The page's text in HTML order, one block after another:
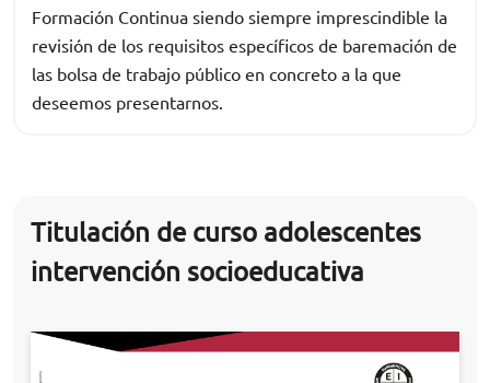
Formación Continua siendo siempre imprescindible la
revisión de los requisitos específicos de baremación de
las bolsa de trabajo público en concreto a la que
deseemos presentarnos.
Titulación de curso adolescentes
intervención socioeducativa